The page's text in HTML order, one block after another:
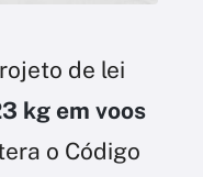
de lei
kg em voos
o Código